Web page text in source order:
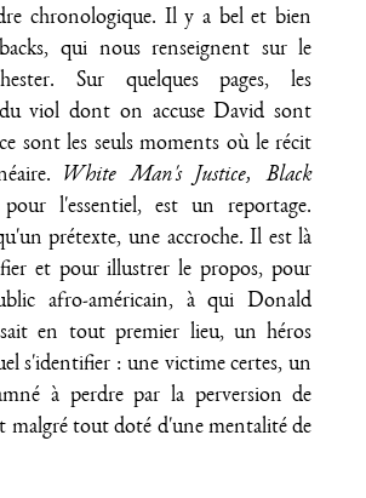
chronologique. Il y a bel et bien
qui nous renseignent sur le
Sur quelques pages, les
du viol dont on accuse David sont
sont les seuls moments où le récit
White Man's Justice, Black
l'essentiel, est un reportage.
prétexte, une accroche. Il est là
et pour illustrer le propos, pour
afro-américain, à qui Donald
en tout premier lieu, un héros
s'identifier : une victime certes, un
à perdre par la perversion de
malgré tout doté d'une mentalité de